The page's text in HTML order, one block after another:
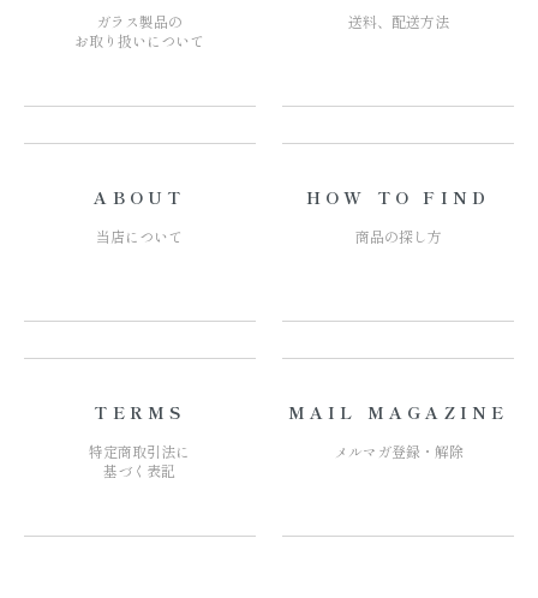
ガラス製品の
お取り扱いについて
送料、配送方法
ABOUT
当店について
HOW TO FIND
商品の探し方
TERMS
特定商取引法に
基づく表記
MAIL MAGAZINE
メルマガ登録・解除